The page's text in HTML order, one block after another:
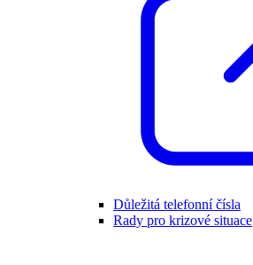
Důležitá telefonní čísla
Rady pro krizové situace